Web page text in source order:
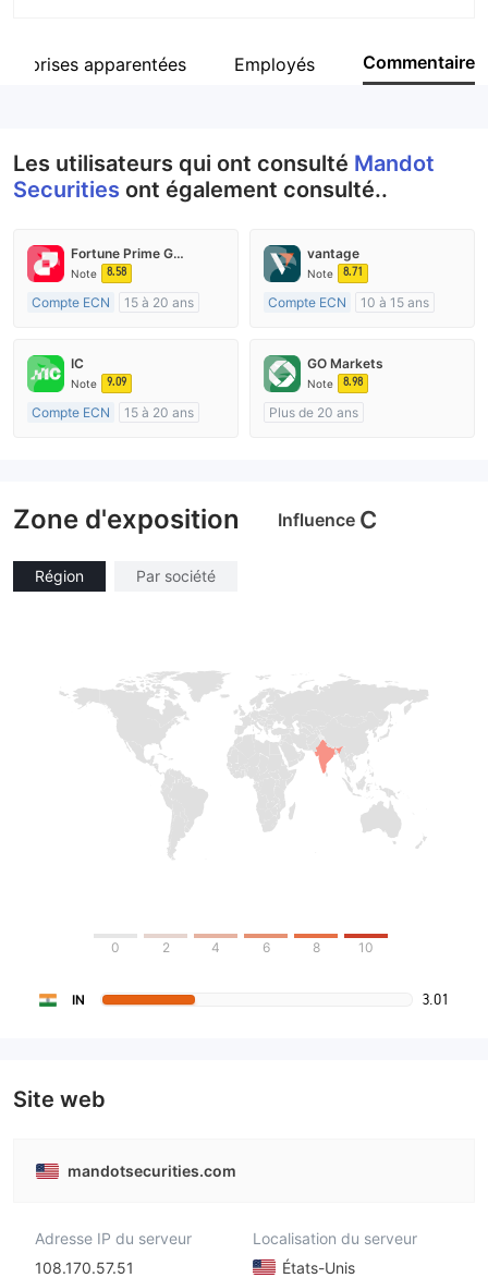
Sociétéapparentées Employés Commentaire
Les utilisateurs qui ont consulté Mandot
Securities ont également consulté..
Fortune Prime Global
Note 8.58
Compte ECN
15 à 20 ans
Market Making (MM)
Etiquette principale MT4
vantage
Note 8.71
Compte ECN
10 à 15 ans
Market Making (MM)
Etiquette principale MT4
IC
Note 9.09
Compte ECN
15 à 20 ans
GO Markets
Note 8.98
Plus de 20 ans
Zone d'exposition Influence C
Région Par société
0 2 4 6 8 10
IN 3.01
Site web
mandotsecurities.com
Adresse IP du serveur
108.170.57.51
Localisation du serveur
États-Unis